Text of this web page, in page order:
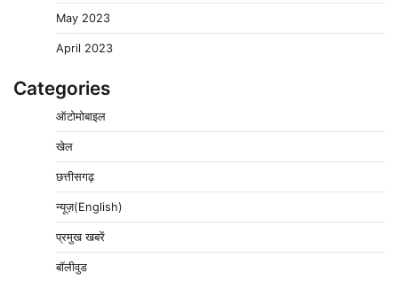
May 2023
April 2023
Categories
ऑटोमोबाइल
खेल
छत्तीसगढ़
न्यूज़(English)
प्रमुख खबरें
बॉलीवुड